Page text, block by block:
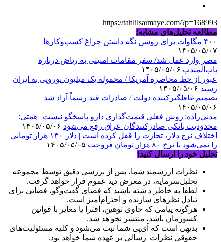
https://tahlilsarmaye.com/?p=168993
مطالعه تحلیل‌های مشابه؛
۴۰۰ مگاوات برای روشن نگه داشتن چراغ کسب‌وکار‌ها
۱۴۰۵/۰۵/۰۷
مصر وارد عمل شد/ سفر مقامات امنیتی به ریاض درباره
باب‌المندب
عبور از خط محاصره آمریکا / محموله یک میلیون یورویی به ایران
رسید
تصمیم غافلگیرکننده دولت / صادرات قند رسماً آزاد شد
۱۴۰۵/۰۵/۰۶
مدنی‌زاده: روش فعلی قیمت‌گذاری دارو پاسخگو نیست | همتی:
محدودیت بانکی صادرکنندگان عراق رفع می‌شود
اختلاف نرخ دلار، تجارت را قفل کرده است | دلار ۱۳۰ هزار تومانی
را نمی‌شود با نرخ ۸۰ هزار تومان فروخت
تحلیل خود را ارسال کنید!
نظرات ارزشمند شما، پس از بررسی دقیق توسط مجموعه
تحلیل‌سرمایه، در معرض دید عموم قرار خواهد گرفت.
لطفا به خاطر داشته باشید که فضای گفت‌وگو، فضایی برای
تبادل نظرهای سازنده و احترام‌آمیز است.
هرگونه پیامی که حاوی توهین، افترا یا مغایر با قوانین
کشورمان باشد، منتشر نخواهد شد.
بدیهی است که آی‌پی شما ثبت می‌شود و کلیه مسئولیت‌های
حقوقی نظرات ارسالی بر عهده شما خواهد بود.